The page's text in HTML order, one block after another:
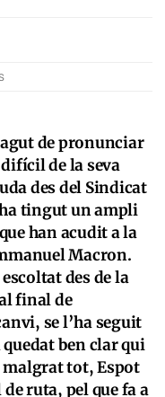
de pronunciar
de la seva
des del Sindicat
tingut un ampli
han acudit a la
Macron.
des de la
final de
se l’ha seguit
ben clar qui
malgrat tot, Espot
ruta, pel que fa a